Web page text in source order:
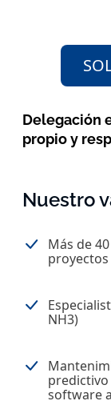
Delegación
propio y
Nuestro
Más de
proyectos
NH3)
software